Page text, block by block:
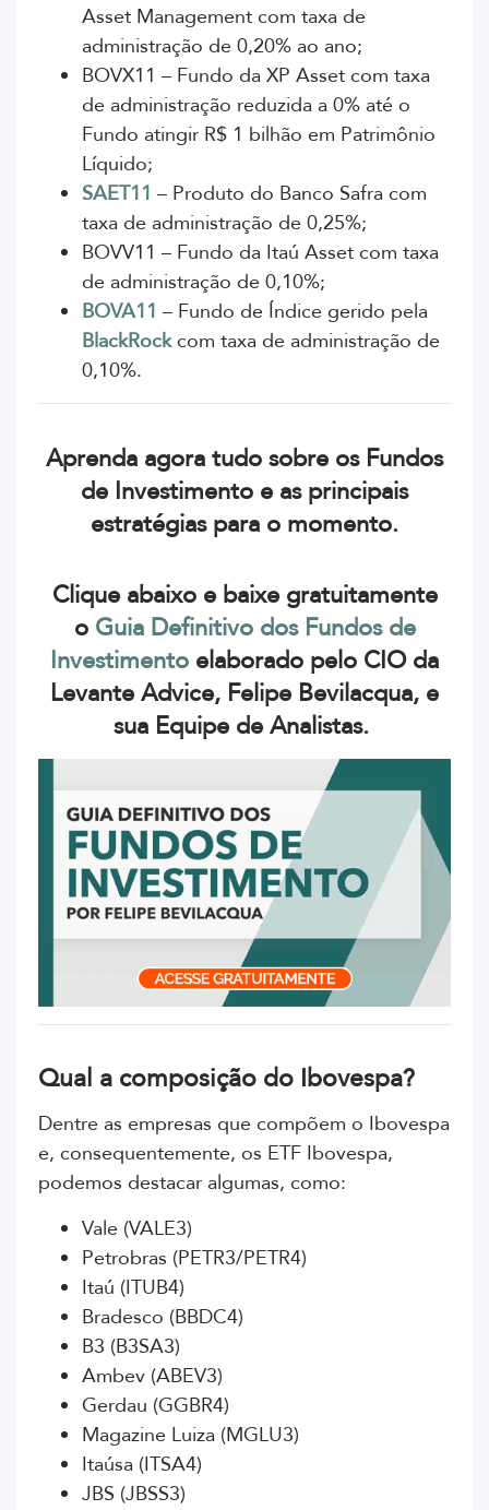
Asset Management com taxa de
administração de 0,20% ao ano;
BOVX11 – Fundo da XP Asset com taxa
de administração reduzida a 0% até o
Fundo atingir R$ 1 bilhão em Patrimônio
Líquido;
SAET11 – Produto do Banco Safra com
taxa de administração de 0,25%;
BOVV11 – Fundo da Itaú Asset com taxa
de administração de 0,10%;
BOVA11 – Fundo de Índice gerido pela
BlackRockcom taxa de administração de
0,10%.
Aprenda agora tudo sobre os Fundos
de Investimento e as principais
estratégias para o momento.
Clique abaixo e baixe gratuitamente
o Guia Definitivo dos Fundos de
Investimento elaborado pelo CIO da
Levante Advice, Felipe Bevilacqua, e
sua Equipe de Analistas.
Qual a composição do Ibovespa?
Dentre as empresas que compõem o Ibovespa
e, consequentemente, os ETF Ibovespa,
podemos destacar algumas, como:
Vale (VALE3)
Petrobras (PETR3/PETR4)
Itaú (ITUB4)
Bradesco (BBDC4)
B3 (B3SA3)
Ambev (ABEV3)
Gerdau (GGBR4)
Magazine Luiza (MGLU3)
Itaúsa (ITSA4)
JBS (JBSS3)